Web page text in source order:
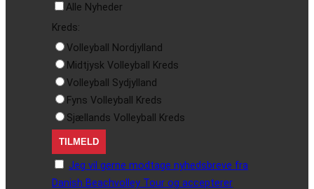
Alle Nyheder
Kreds:
Volleyball Nordjylland
Midtjysk Volleyball Kreds
Volleyball Sydjylland
Fyns Volleyball Kreds
Sjællands Volleyball Kreds
Jeg vil gerne modtage nyhedsbreve fra
Danish Beachvolley Tour og accepterer